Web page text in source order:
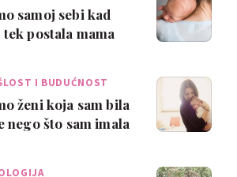
samoj sebi kad
tek postala mama
I BUDUĆNOST
ženi koja sam bila
nego što sam imala